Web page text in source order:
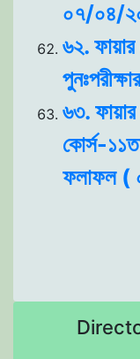
০৭/০৪/
৬২.
৬৩.
কোর্স-
ফলাফল (